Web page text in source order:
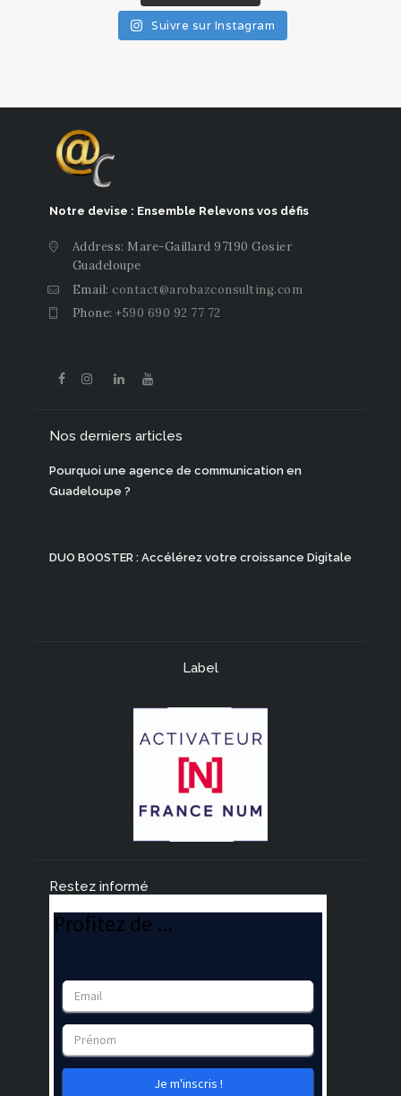
Suivre sur Instagram
Notre devise : Ensemble Relevons vos défis
Address: Mare-Gaillard 97190 Gosier
Guadeloupe
Email: contact@arobazconsulting.com
Phone:+590 690 92 77 72
Nos derniers articles
Pourquoi une agence de communication en
Guadeloupe ?
DUO BOOSTER : Accélérez votre croissance Digitale
Label
Restez informé